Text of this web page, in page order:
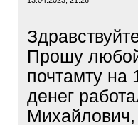
Прошу
почтамту на
денег